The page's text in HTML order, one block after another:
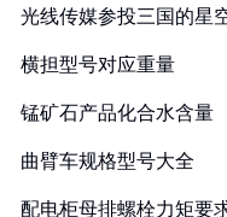
光线传媒参投三国的星
横担型号对应重量
锰矿石产品化合水含量
曲臂车规格型号大全
配电柜母排螺栓力矩要